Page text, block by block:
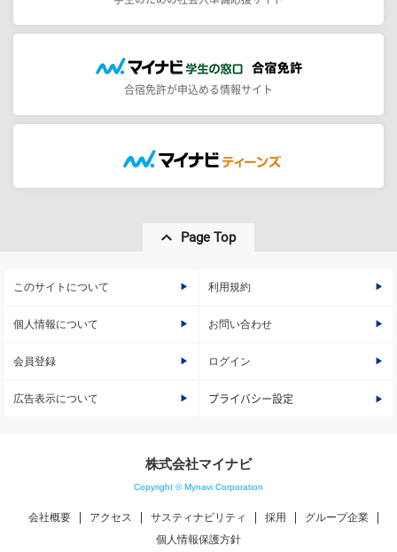
合宿免許が申込める情報サイト
Page Top
このサイトについて 利用規約
個人情報について お問い合わせ
会員登録 ログイン
広告表示について プライバシー設定
株式会社マイナビ
Copyright © Mynavi Corporation
会社概要 アクセス サスティナビリティ 採用
グループ企業
個人情報保護方針